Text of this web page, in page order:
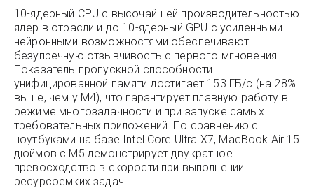
10-ядерный CPU с высочайшей производительностью
ядер в отрасли и до 10-ядерный GPU с усиленными
нейронными возможностями обеспечивают
безупречную отзывчивость с первого мгновения.
Показатель пропускной способности
унифицированной памяти достигает 153 ГБ/с (на 28%
выше, чем у M4), что гарантирует плавную работу в
режиме многозадачности и при запуске самых
требовательных приложений. По сравнению с
ноутбуками на базе Intel Core Ultra X7, MacBook Air 15
дюймов с M5 демонстрирует двукратное
превосходство в скорости при выполнении
ресурсоемких задач.